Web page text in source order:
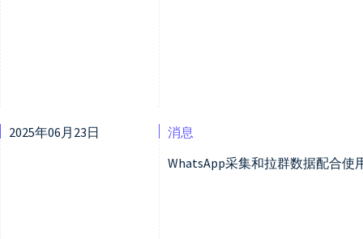
2025年06月23日
消息
WhatsApp采集和拉群数据配合使